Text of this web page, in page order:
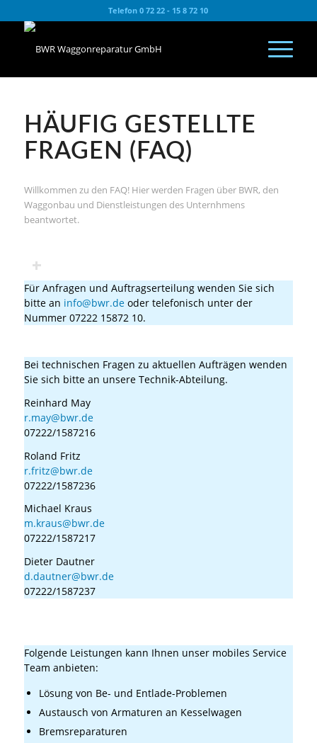
Telefon 0 72 22 - 15 8 72 10
HÄUFIG GESTELLTE
FRAGEN (FAQ)
Willkommen zu den FAQ! Hier werden Fragen über BWR, den
Waggonbau und Dienstleistungen des Unternhmens
beantwortet.
Wer ist der erste Ansprechpartner für eine Auftragserteilung?
Für Anfragen und Auftragserteilung wenden Sie sich
bitte an info@bwr.deoder telefonisch unter der
Nummer 07222 15872 10.
Bei technischen Fragen zu aktuellen Aufträgen wenden
Sie sich bitte an unsere Technik-Abteilung.
Reinhard May
r.may@bwr.de
07222/1587216
Roland Fritz
r.fritz@bwr.de
07222/1587236
Michael Kraus
m.kraus@bwr.de
07222/1587217
Dieter Dautner
d.dautner@bwr.de
07222/1587237
Folgende Leistungen kann Ihnen unser mobiles Service
Team anbieten:
Lösung von Be- und Entlade-Problemen
Austausch von Armaturen an Kesselwagen
Bremsreparaturen